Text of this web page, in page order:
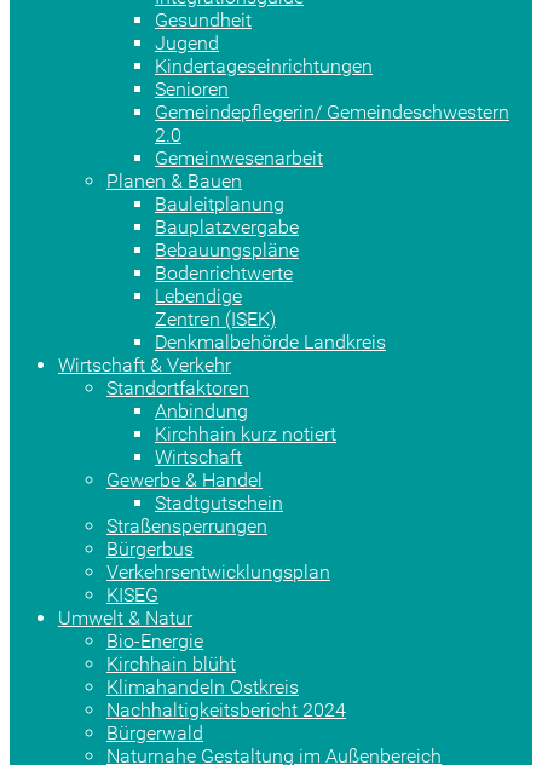
Gesundheit
Jugend
Kindertageseinrichtungen
Senioren
Gemeindepflegerin/ Gemeindeschwestern
2.0
Gemeinwesenarbeit
Planen & Bauen
Bauleitplanung
Bauplatzvergabe
Bebauungspläne
Bodenrichtwerte
Lebendige
Zentren (ISEK)
Denkmalbehörde Landkreis
Wirtschaft & Verkehr
Standortfaktoren
Anbindung
Kirchhain kurz notiert
Wirtschaft
Gewerbe & Handel
Stadtgutschein
Straßensperrungen
Bürgerbus
Verkehrsentwicklungsplan
KISEG
Umwelt & Natur
Bio-Energie
Kirchhain blüht
Klimahandeln Ostkreis
Nachhaltigkeitsbericht 2024
Bürgerwald
Naturnahe Gestaltung im Außenbereich